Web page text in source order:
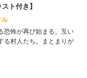
ト付き】
ル
恐怖が再び始まる。互い
る村人たち。まとまりが